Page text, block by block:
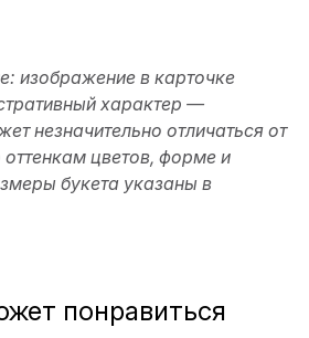
изображение в карточке
характер —
незначительно отличаться от
цветов, форме и
букета указаны в
понравиться